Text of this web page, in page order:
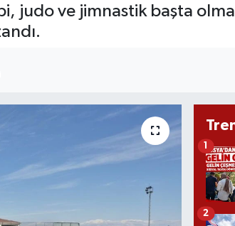
judo ve jimnastik başta
1
2